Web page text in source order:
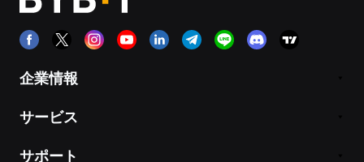
企業情報
サービス
サポート